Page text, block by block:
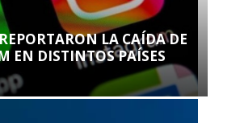
LA CAÍDA DE
EN DISTINTOS PAÍSES